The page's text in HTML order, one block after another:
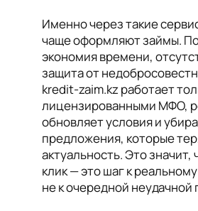
Именно через такие
чаще оформляют займы.
экономия времени,
защита от
kredit-zaim.kz работает
лицензированными МФО,
обновляет условия и
предложения, которые
актуальность. Это значит,
клик — это шаг к
не к очередной неудачной